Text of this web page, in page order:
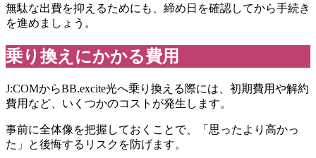
無駄な出費を抑えるためにも、締め日を確認してから手続き
を進めましょう。
乗り換えにかかる費用
J:COMからBB.excite光へ乗り換える際には、初期費用や解約
費用など、いくつかのコストが発生します。
事前に全体像を把握しておくことで、「思ったより高かっ
た」と後悔するリスクを防げます。